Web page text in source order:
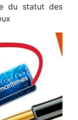
du statut des